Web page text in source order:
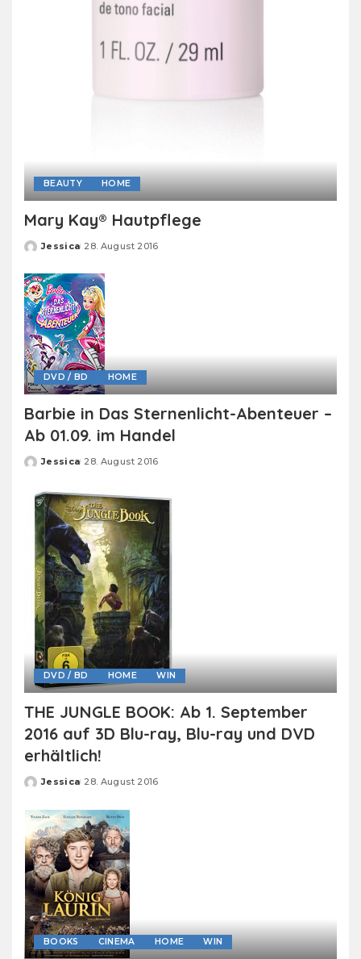
BEAUTY HOME
Mary Kay® Hautpflege
Posted
Jessica 28. August 2016
DVD / BD HOME
Barbie in Das Sternenlicht-Abenteuer –
Ab 01.09. im Handel
Posted
Jessica 28. August 2016
DVD / BD HOME WIN
THE JUNGLE BOOK: Ab 1. September
2016 auf 3D Blu-ray, Blu-ray und DVD
erhältlich!
Posted
Jessica 28. August 2016
BOOKS CINEMA HOME WIN